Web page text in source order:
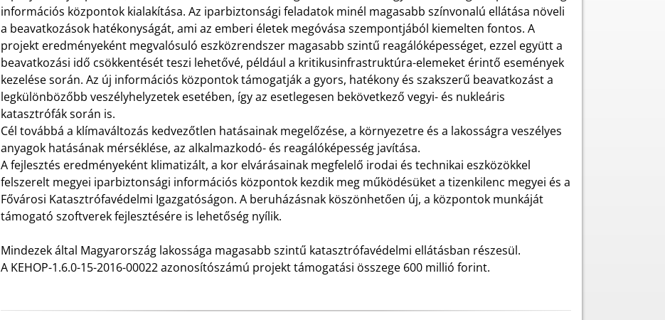
információs központok kialakítása. Az iparbiztonsági feladatok minél magasabb színvonalú ellátása növeli
a beavatkozások hatékonyságát, ami az emberi életek megóvása szempontjából kiemelten fontos. A
projekt eredményeként megvalósuló eszközrendszer magasabb szintű reagálóképességet, ezzel együtt a
beavatkozási idő csökkentését teszi lehetővé, például a kritikusinfrastruktúra-elemeket érintő események
kezelése során. Az új információs központok támogatják a gyors, hatékony és szakszerű beavatkozást a
legkülönbözőbb veszélyhelyzetek esetében, így az esetlegesen bekövetkező vegyi- és nukleáris
katasztrófák során is.
Cél továbbá a klímaváltozás kedvezőtlen hatásainak megelőzése, a környezetre és a lakosságra veszélyes
anyagok hatásának mérséklése, az alkalmazkodó- és reagálóképesség javítása.
A fejlesztés eredményeként klimatizált, a kor elvárásainak megfelelő irodai és technikai eszközökkel
felszerelt megyei iparbiztonsági információs központok kezdik meg működésüket a tizenkilenc megyei és a
Fővárosi Katasztrófavédelmi Igazgatóságon. A beruházásnak köszönhetően új, a központok munkáját
támogató szoftverek fejlesztésére is lehetőség nyílik.
Mindezek által Magyarország lakossága magasabb szintű katasztrófavédelmi ellátásban részesül.
A KEHOP-1.6.0-15-2016-00022 azonosítószámú projekt támogatási összege 600 millió forint.